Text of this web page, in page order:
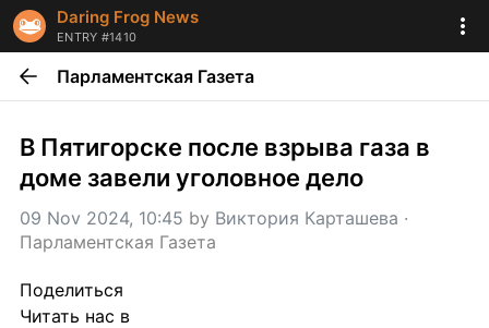
Daring Frog News
ENTRY #1410
Парламентская Газета
В Пятигорске после взрыва газа в
доме завели уголовное дело
09 Nov 2024, 10:45 by Виктория Карташева
Парламентская Газета
Поделиться
Читать нас в